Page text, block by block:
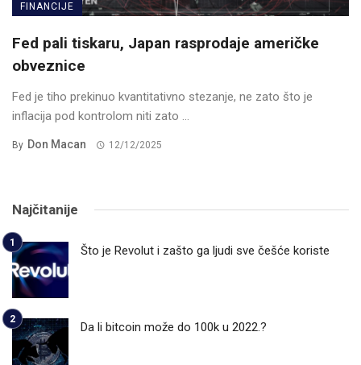
FINANCIJE
Fed pali tiskaru, Japan rasprodaje američke
obveznice
Fed je tiho prekinuo kvantitativno stezanje, ne zato što je
inflacija pod kontrolom niti zato ...
By Don Macan 12/12/2025
Najčitanije
Što je Revolut i zašto ga ljudi sve češće koriste
Da li bitcoin može do 100k u 2022.?